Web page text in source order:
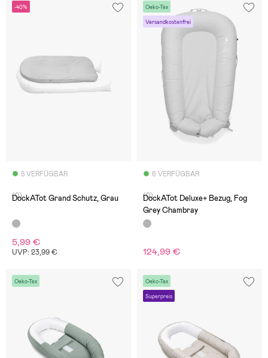
-40%
8 VERFÜGBAR
(0)
DockATot Grand Schutz, Grau
5,99 €
UVP: 23,99 €
Oeko-Tex
Versandkostenfrei
6 VERFÜGBAR
(0)
DockATot Deluxe+ Bezug, Fog
Grey Chambray
124,99 €
Oeko-Tex Oeko-Tex
Superpreis